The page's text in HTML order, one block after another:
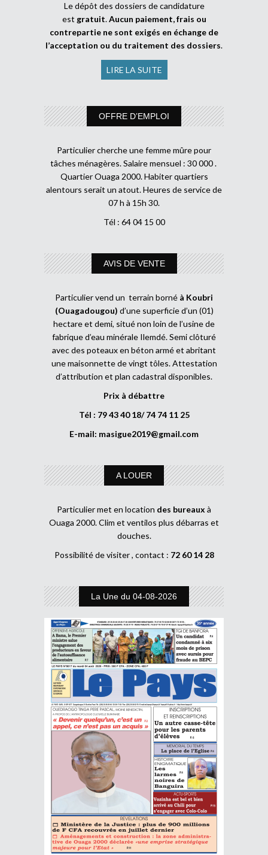
Le dépôt des dossiers de candidature
est gratuit.Aucun paiement, frais ou
contrepartie ne sont exigés en échange de
l’acceptation ou du traitement des dossiers.
LIRE LA SUITE
OFFRE D’EMPLOI
Particulier cherche une femme mûre pour
tâches ménagères. Salaire mensuel : 30 000 .
Quartier Ouaga 2000. Habiter quartiers
alentours serait un atout. Heures de service de
07 h à 15h 30.
Tél : 64 04 15 00
AVIS DE VENTE
Particulier vend un terrain borné à Koubri
(Ouagadougou) d’une superficie d’un (01)
hectare et demi, situé non loin de l’usine de
fabrique d’eau minérale Ilemdé. Semi clôturé
avec des poteaux en béton armé et abritant
une maisonnette de vingt tôles. Attestation
d’attribution et plan cadastral disponibles.
Prix à débattre
Tél : 79 43 40 18/ 74 74 11 25
E-mail: masigue2019@gmail.com
A LOUER
Particulier met en location des bureaux à
Ouaga 2000. Clim et ventilos plus débarras et
douches.
Possibilité de visiter , contact : 72 60 14 28
La Une du 04-08-2026